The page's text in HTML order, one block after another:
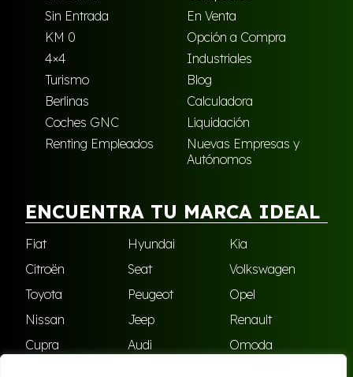
Sin Entrada
En Venta
KM 0
Opción a Compra
4×4
Industriales
Turismo
Blog
Berlinas
Calculadora
Coches GNC
Liquidación
Renting Empleados
Nuevas Empresas y
Autónomos
ENCUENTRA TU MARCA IDEAL
Fiat Hyundai
Kia
Citroën
Seat
Volkswagen
Toyota
Peugeot
Opel
Nissan
Jeep
Renault
Cupra
Audi
Omoda